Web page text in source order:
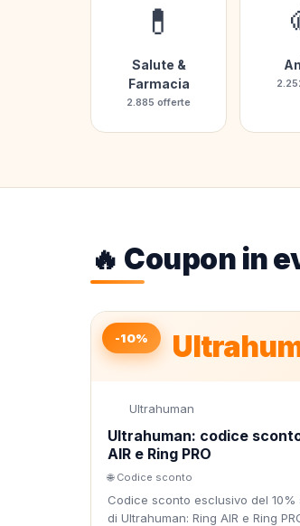
💊
Salute &
Farmacia
2.885 offerte
🔥 Coupon in
-10%
Ultrahuman
Ultrahuman: codice
AIR e Ring PRO
🌐 Codice sconto
Codice sconto esclusivo del
di Ultrahuman: Ring AIR e Ring